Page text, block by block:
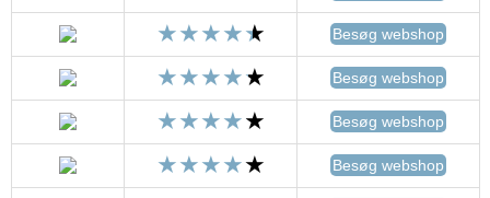
Besøg webshop
Besøg webshop
Besøg webshop
Besøg webshop